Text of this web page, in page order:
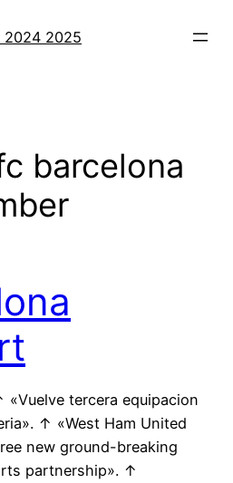
2024 2025
barcelona
tercera equipacion
↑ «West Ham United
new ground-breaking
partnership». ↑